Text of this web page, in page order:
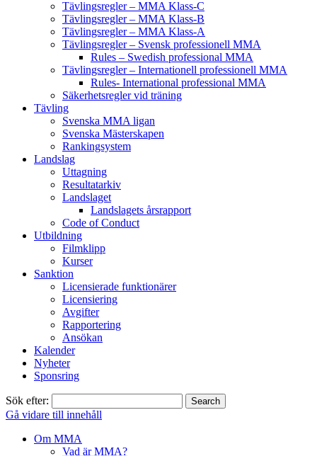
Tävlingsregler – MMA Klass-C
Tävlingsregler – MMA Klass-B
Tävlingsregler – MMA Klass-A
Tävlingsregler – Svensk professionell MMA
Rules – Swedish professional MMA
Tävlingsregler – Internationell professionell MMA
Rules- International professional MMA
Säkerhetsregler vid träning
Tävling
Svenska MMA ligan
Svenska Mästerskapen
Rankingsystem
Landslag
Uttagning
Resultatarkiv
Landslaget
Landslagets årsrapport
Code of Conduct
Utbildning
Filmklipp
Kurser
Sanktion
Licensierade funktionärer
Licensiering
Avgifter
Rapportering
Ansökan
Kalender
Nyheter
Sponsring
Sök efter:
Gå vidare till innehåll
Om MMA
Vad är MMA?